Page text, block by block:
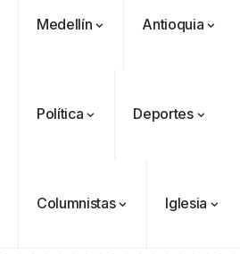
Medellín Antioquia
Política Deportes
Columnistas Iglesia